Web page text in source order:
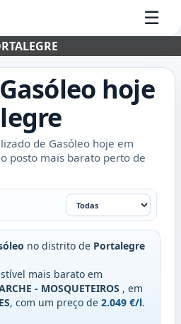
☰
Gasóleo hoje
de Gasóleo hoje em
posto mais barato perto de
no distrito de Portalegre
mais barato em
- MOSQUETEIROS , em
, com um preço de 2.049 €/l.